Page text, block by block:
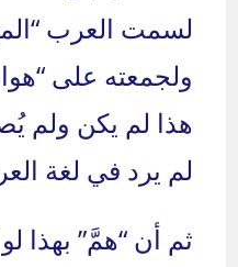
لسمت العرب
ولجمعته على
هذا لم يكن ولم
لم يرد في لغة
ثم أن “همَّ” بهذا